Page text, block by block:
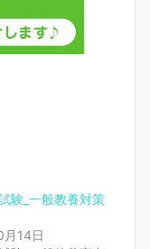
験_一般教養対策
14日